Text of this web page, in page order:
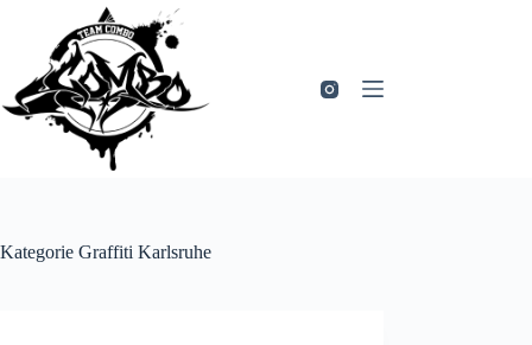
springen
Kategorie Graffiti Karlsruhe